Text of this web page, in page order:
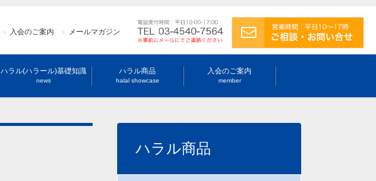
入会のご案内 メールマガジン
ハラル(ハラール)基礎知識
news
ハラル商品
halal showcase
入会のご案内
member
ハラル商品